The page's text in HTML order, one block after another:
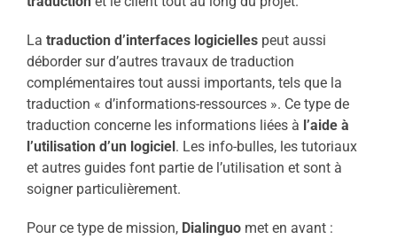
La traduction d’interfaces logicielles peut aussi
déborder sur d’autres travaux de traduction
complémentaires tout aussi importants, tels que la
traduction « d’informations-ressources ». Ce type de
traduction concerne les informations liées à l’aide à
l’utilisation d’un logiciel . Les info-bulles, les tutoriaux
et autres guides font partie de l’utilisation et sont à
soigner particulièrement.
Pour ce type de mission, Dialinguo met en avant :